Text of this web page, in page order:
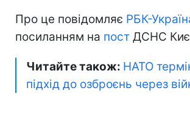
Про це повідомляє РБК-
посиланням на пост ДСНС
Читайте також: НАТО
підхід до озброєнь через